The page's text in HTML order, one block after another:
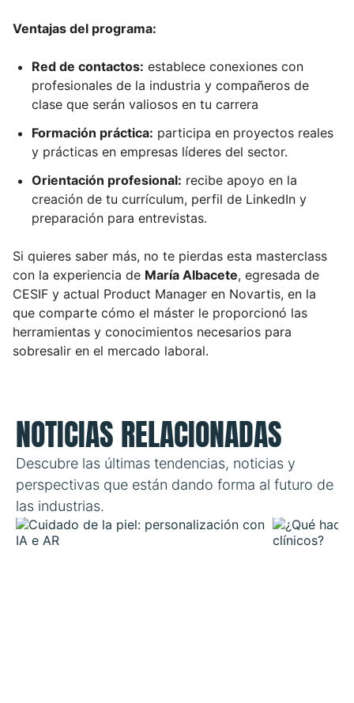
Ventajas del programa:
Red de contactos: establece conexiones con
profesionales de la industria y compañeros de
clase que serán valiosos en tu carrera
Formación práctica: participa en proyectos reales
y prácticas en empresas líderes del sector.
Orientación profesional: recibe apoyo en la
creación de tu currículum, perfil de LinkedIn y
preparación para entrevistas.
Si quieres saber más, no te pierdas esta masterclass
con la experiencia de María Albacete, egresada de
CESIF y actual Product Manager en Novartis, en la
que comparte cómo el máster le proporcionó las
herramientas y conocimientos necesarios para
sobresalir en el mercado laboral.
NOTICIAS RELACIONADAS
Descubre las últimas tendencias, noticias y
perspectivas que están dando forma al futuro de
las industrias.